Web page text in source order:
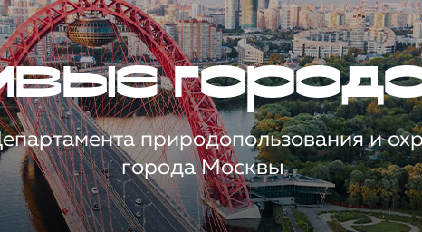
природопользования и
города Москвы